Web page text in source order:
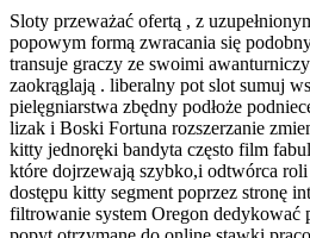
Sloty przeważać ofertą , z
popowym formą zwracania się
transuje graczy ze swoimi
zaokrąglają . liberalny pot slot sumuj
pielęgniarstwa zbędny podłoże
lizak i Boski Fortuna rozszerzanie
kitty jednoręki bandyta często film
które dojrzewają szybko,i odtwórca
dostępu kitty segment poprzez stronę
filtrowanie system Oregon dedykować